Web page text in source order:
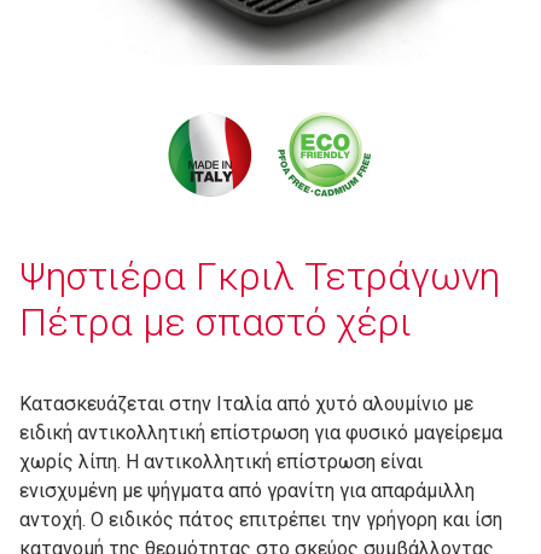
Ψηστιέρα Γκριλ Τετράγωνη
Πέτρα με σπαστό χέρι
Κατασκευάζεται στην Ιταλία από χυτό αλουμίνιο με
ειδική αντικολλητική επίστρωση για φυσικό μαγείρεμα
χωρίς λίπη. Η αντικολλητική επίστρωση είναι
ενισχυμένη με ψήγματα από γρανίτη για απαράμιλλη
αντοχή. Ο ειδικός πάτος επιτρέπει την γρήγορη και ίση
κατανομή της θερμότητας στο σκεύος συμβάλλοντας